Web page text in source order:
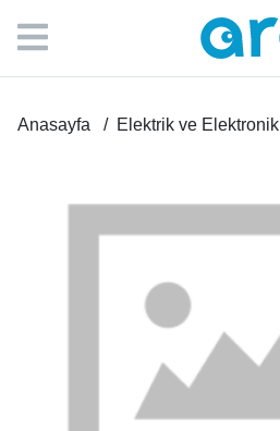
Anasayfa Elektrik ve Elektronik